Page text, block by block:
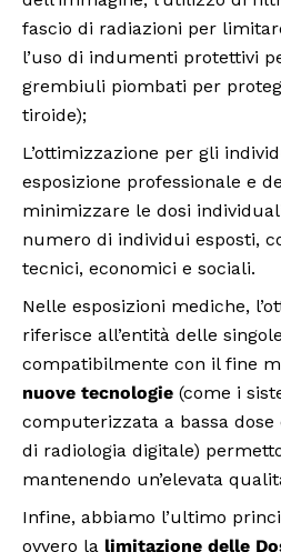
fascio di radiazioni per
l’uso di indumenti protettivi
grembiuli piombati per
tiroide);
L’ottimizzazione per gli
esposizione professionale e
minimizzare le dosi
numero di individui esposti,
tecnici, economici e sociali.
Nelle esposizioni mediche,
riferisce all’entità delle
compatibilmente con il fine
nuove tecnologie (come i
computerizzata a bassa
di radiologia digitale)
mantenendo un’elevata
Infine, abbiamo l’ultimo
ovvero la limitazione delle